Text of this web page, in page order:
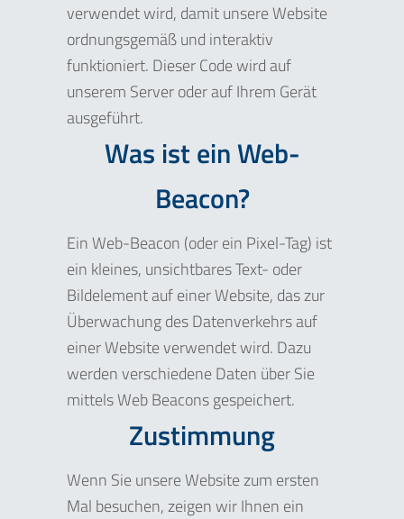
verwendet wird, damit unsere Website
ordnungsgemäß und interaktiv
funktioniert. Dieser Code wird auf
unserem Server oder auf Ihrem Gerät
ausgeführt.
Was ist ein Web-
Beacon?
Ein Web-Beacon (oder ein Pixel-Tag) ist
ein kleines, unsichtbares Text- oder
Bildelement auf einer Website, das zur
Überwachung des Datenverkehrs auf
einer Website verwendet wird. Dazu
werden verschiedene Daten über Sie
mittels Web Beacons gespeichert.
Zustimmung
Wenn Sie unsere Website zum ersten
Mal besuchen, zeigen wir Ihnen ein